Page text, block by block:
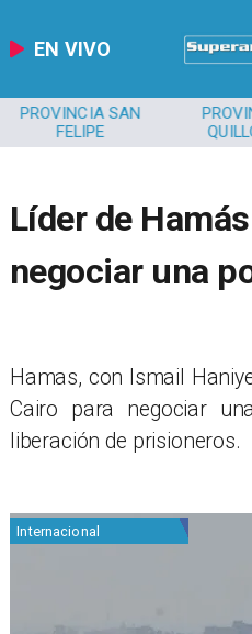
EN VIVO
PROVINCIA
QUILLOTA
Líder de
negociar una
Hamas, con Ismail
Cairo para negociar
liberación de prisioneros.
Internacional